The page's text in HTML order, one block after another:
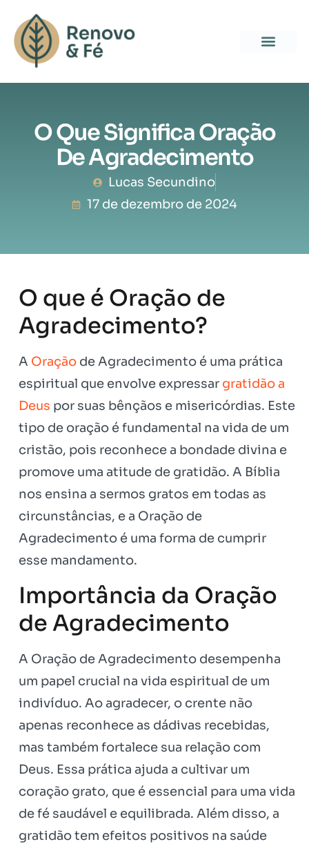
O Que Significa Oração
De Agradecimento
Lucas Secundino
17 de dezembro de 2024
O que é Oração de
Agradecimento?
A Oração de Agradecimento é uma prática
espiritual que envolve expressar gratidão a
Deus por suas bênçãos e misericórdias. Este
tipo de oração é fundamental na vida de um
cristão, pois reconhece a bondade divina e
promove uma atitude de gratidão. A Bíblia
nos ensina a sermos gratos em todas as
circunstâncias, e a Oração de
Agradecimento é uma forma de cumprir
esse mandamento.
Importância da Oração
de Agradecimento
A Oração de Agradecimento desempenha
um papel crucial na vida espiritual de um
indivíduo. Ao agradecer, o crente não
apenas reconhece as dádivas recebidas,
mas também fortalece sua relação com
Deus. Essa prática ajuda a cultivar um
coração grato, que é essencial para uma vida
de fé saudável e equilibrada. Além disso, a
gratidão tem efeitos positivos na saúde